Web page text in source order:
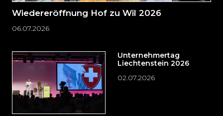
Wiedereröffnung Hof zu Wil 2026
06.07.2026
Unternehmertag
Liechtenstein 2026
02.07.2026